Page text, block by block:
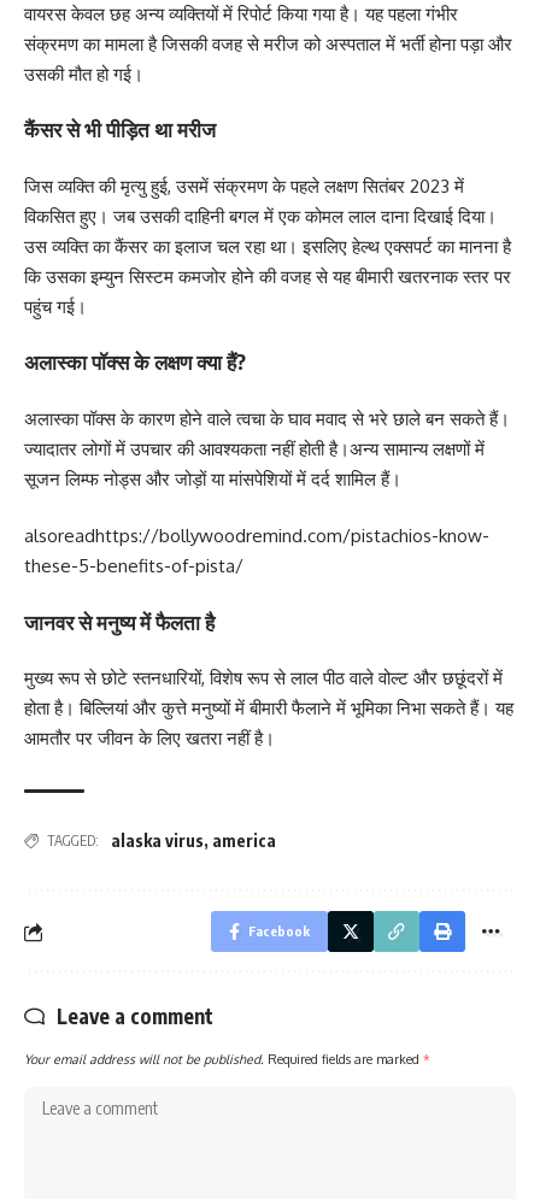
वायरस केवल छह अन्य व्यक्तियों में रिपोर्ट किया गया है। यह पहला गंभीर
संक्रमण का मामला है जिसकी वजह से मरीज को अस्पताल में भर्ती होना पड़ा और
उसकी मौत हो गई।
कैंसर से भी पीड़ित था मरीज
जिस व्यक्ति की मृत्यु हुई, उसमें संक्रमण के पहले लक्षण सितंबर 2023 में
विकसित हुए। जब उसकी दाहिनी बगल में एक कोमल लाल दाना दिखाई दिया।
उस व्यक्ति का कैंसर का इलाज चल रहा था। इसलिए हेल्थ एक्सपर्ट का मानना है
कि उसका इम्युन सिस्टम कमजोर होने की वजह से यह बीमारी खतरनाक स्तर पर
पहुंच गई।
अलास्का पॉक्स के लक्षण क्या हैं?
अलास्का पॉक्स के कारण होने वाले त्वचा के घाव मवाद से भरे छाले बन सकते हैं।
ज्यादातर लोगों में उपचार की आवश्यकता नहीं होती है।अन्य सामान्य लक्षणों में
सूजन लिम्फ नोड्स और जोड़ों या मांसपेशियों में दर्द शामिल हैं।
alsoreadhttps://bollywoodremind.com/pistachios-know-
these-5-benefits-of-pista/
जानवर से मनुष्य में फैलता है
मुख्य रूप से छोटे स्तनधारियों, विशेष रूप से लाल पीठ वाले वोल्ट और छछूंदरों में
होता है। बिल्लियां और कुत्ते मनुष्यों में बीमारी फैलाने में भूमिका निभा सकते हैं। यह
आमतौर पर जीवन के लिए खतरा नहीं है।
TAGGED: alaska virus, america
Facebook
Leave a comment
Your email address will not be published. Required fields are marked *